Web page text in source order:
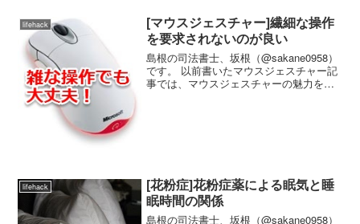
lifehack
[マウスジェスチャー]繊細な操作
を要求されないのが良い
島根の司法書士、坂根（@sakane0958）
です。 以前書いたマウスジェスチャー記
事では、マウスジェスチャーの魅力を伝
lifehack
[花粉症]花粉症薬による眠気と睡
眠時間の関係
島根の司法書士、坂根（@sakane0958）